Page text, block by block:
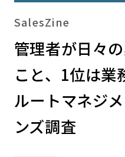
SalesZine
管理者が日々
こと、1位は業
ルートマネジ
ンズ調査